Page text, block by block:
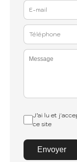
J’ai lu et
ce site
Envoyer